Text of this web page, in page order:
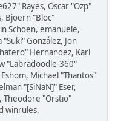
Rayes, Oscar "Ozp"
Bjoern "Bloc"
Schoen, emanuele,
González, Jon
Hernandez, Karl
"Labradoodle-360"
Michael "Thantos"
"[SiNaN]" Eser,
Theodore "Orstio"
winrules.